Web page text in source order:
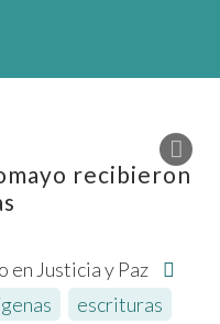
recibieron
en Justicia y Paz
escrituras